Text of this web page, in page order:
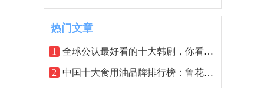
热门文章
1 全球公认最好看的十大韩剧，你看了哪几
2 中国十大食用油品牌排行榜：鲁花位居第